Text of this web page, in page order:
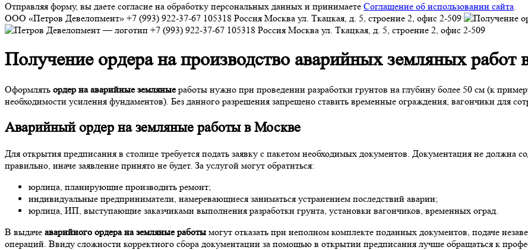
Отправляя форму, вы даете согласие на обработку персональных данных и принимаете Соглашение об использовании сайта.
ООО «Петров Девелопмент» +7 (993) 922-37-67 105318 Россия Москва ул. Ткацкая, д. 5, строение 2, офис 2-509
+7 (993) 922-37-67 105318 Россия Москва ул. Ткацкая, д. 5, строение 2, офис 2-509
Получение ордера на производство аварийных земляных работ
Оформлять ордер на аварийные земляныеработы нужно при проведении разработки грунтов на глубину более 50 см (к
необходимости усиления фундаментов). Без данного разрешения запрещено ставить временные ограждения, вагончики для
Аварийный ордер на земляные работы в Москве
Для открытия предписания в столице требуется подать заявку с пакетом необходимых документов. Документация не должна
правильно, иначе заявление принято не будет. За услугой могут обратиться:
юрлица, планирующие производить ремонт;
индивидуальные предприниматели, намеревающиеся заниматься устранением последствий аварии;
юрлица, ИП, выступающие заказчиками выполнения разработки грунта, установки вагончиков, временных оград.
В выдаче аварийного ордера на земляные работы могут отказать при неполном комплекте поданных документов, подаче
операций. Ввиду сложности корректного сбора документации за помощью в открытии предписания лучше обращаться к